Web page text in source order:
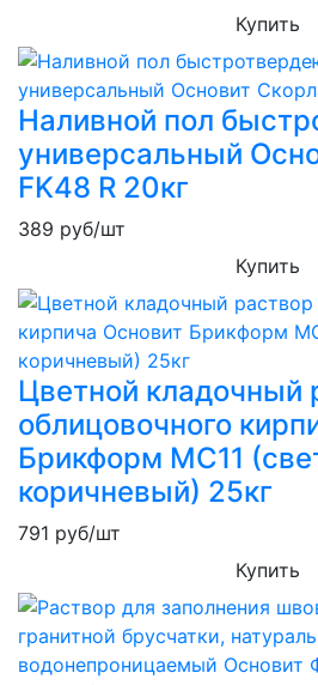
Купить
Наливной пол
универсальный
FK48 R 20кг
389 руб/шт
Купить
Цветной кладочный
облицовочного
Брикформ MC11
коричневый) 25кг
791 руб/шт
Купить